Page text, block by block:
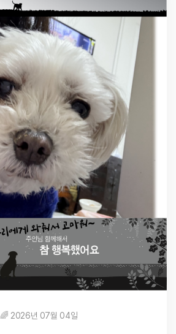
🌈 2026년 07월 04일